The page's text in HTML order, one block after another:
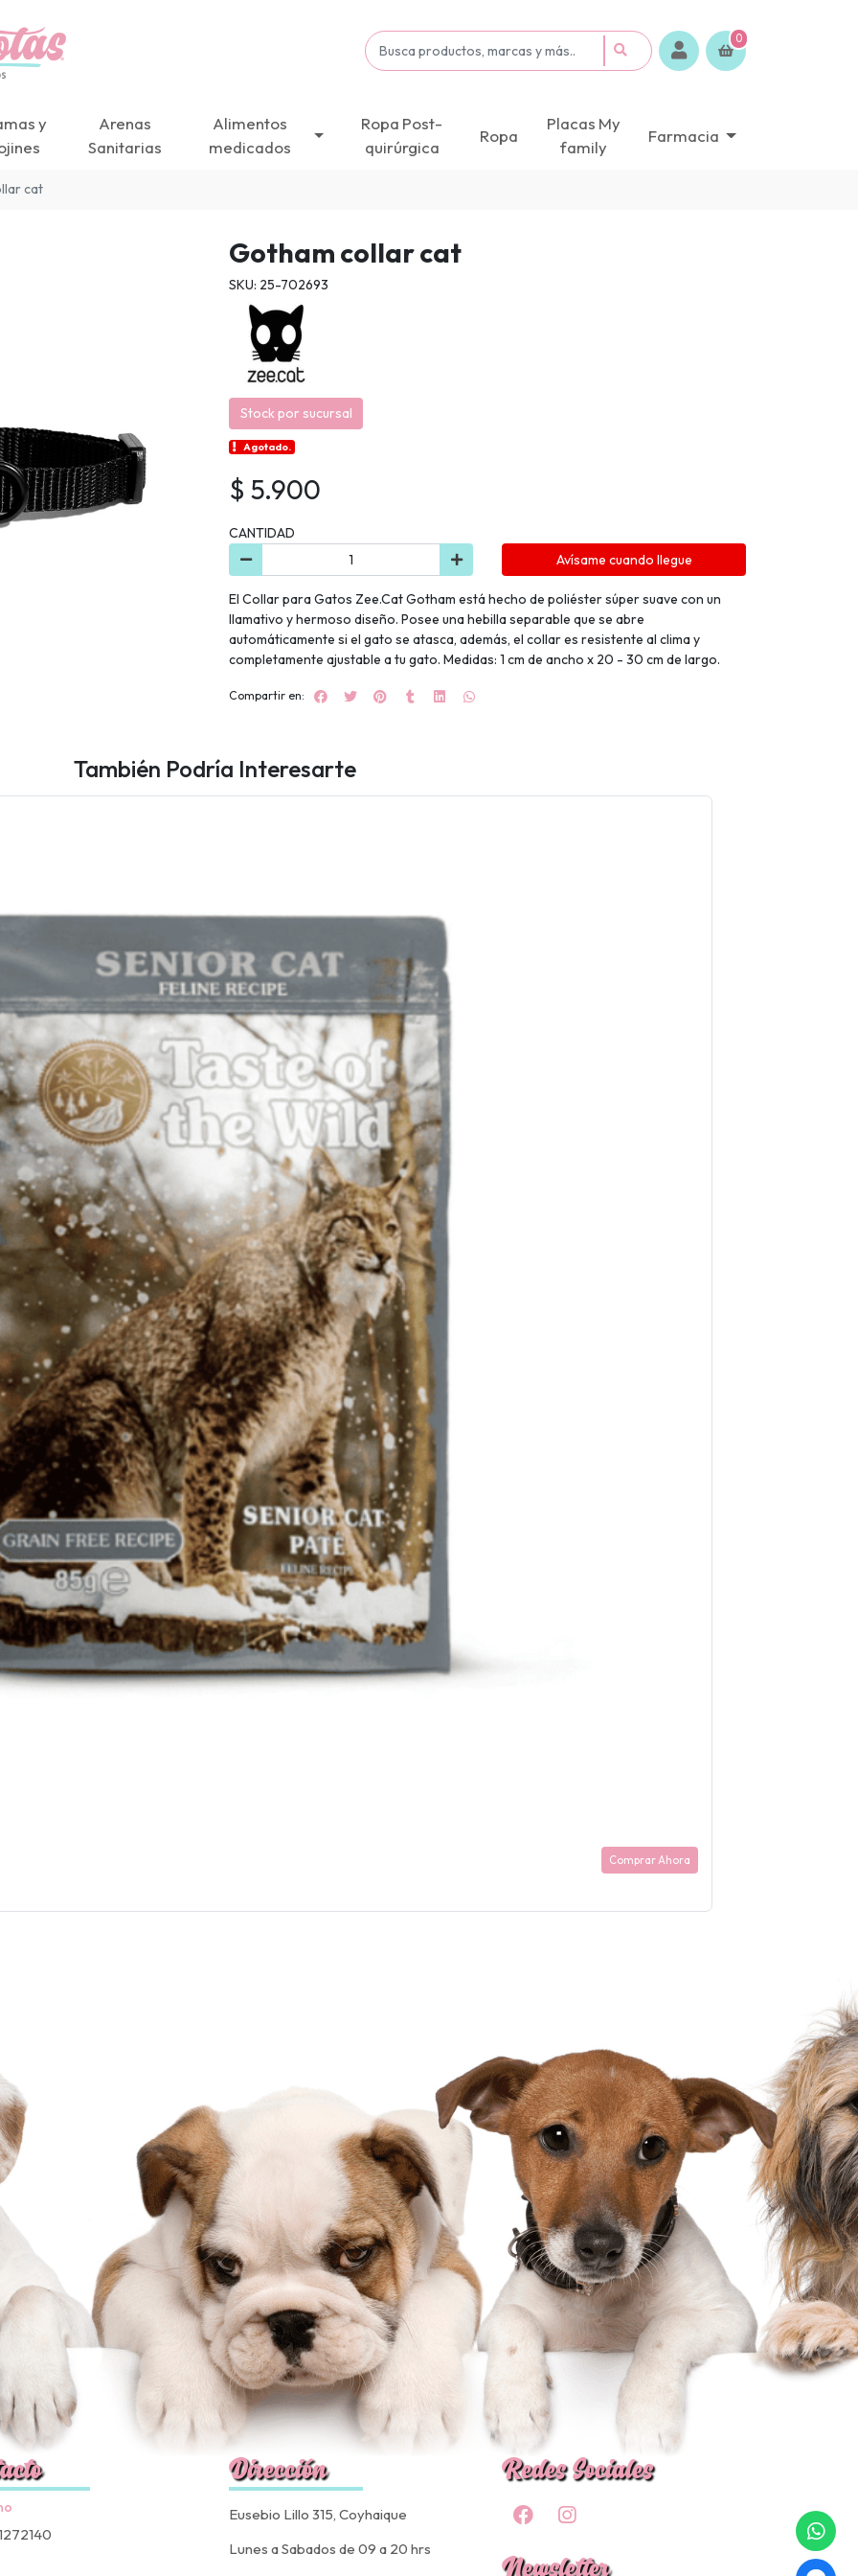
0
y
Arenas
Sanitarias
Alimentos
medicados
Ropa Post-
quirúrgica
Ropa
Placas My
family
Farmacia
cat
Gotham collar cat
SKU: 25-702693
Stock por sucursal
Agotado.
$ 5.900
CANTIDAD
Avísame cuando llegue
El Collar para Gatos Zee.Cat Gotham está hecho de poliéster súper suave con un
llamativo y hermoso diseño. Posee una hebilla separable que se abre
automáticamente si el gato se atasca, además, el collar es resistente al clima y
completamente ajustable a tu gato. Medidas: 1 cm de ancho x 20 - 30 cm de largo.
Compartir en:
También Podría Interesarte
Comprar Ahora
Dirección
Eusebio Lillo 315, Coyhaique
Lunes a Sabados de 09 a 20 hrs
Redes Sociales
Newsletter